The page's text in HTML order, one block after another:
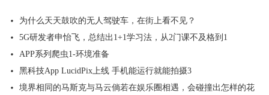
为什么天天鼓吹的无人驾驶车，在街上看不见？
5G研发者申怡飞，总结出1+1学习法，从2门课不及格到1
APP系列爬虫1-环境准备
黑科技App LucidPix上线 手机能运行就能拍摄3
境界相同的马斯克与马云倘若在娱乐圈相遇，会碰撞出怎样的花